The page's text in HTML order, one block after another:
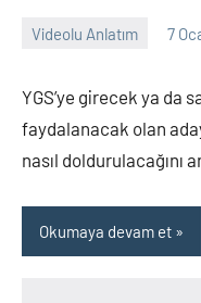
Videolu Anlatım 7
YGS’ye girecek ya da
faydalanacak olan
nasıl doldurulacağını
Okumaya devam et